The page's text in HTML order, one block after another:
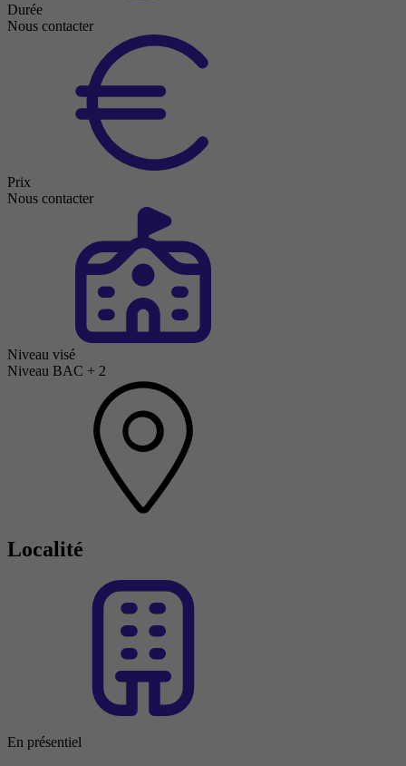
Durée
Nous contacter
Prix
Nous contacter
Niveau visé
Niveau BAC + 2
Localité
En présentiel